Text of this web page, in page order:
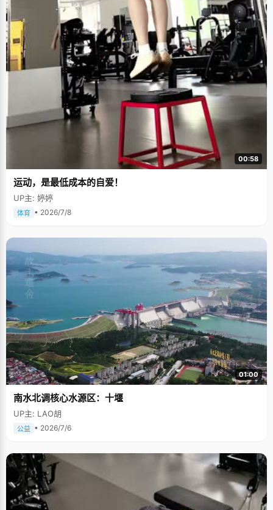
00:58
运动，是最低成本的自爱！
UP主: 婷婷
体育 • 2026/7/8
01:00
南水北调核心水源区：十堰
UP主: LAO胡
公益 • 2026/7/6